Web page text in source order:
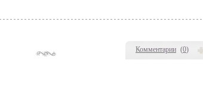
Комментарии (0)